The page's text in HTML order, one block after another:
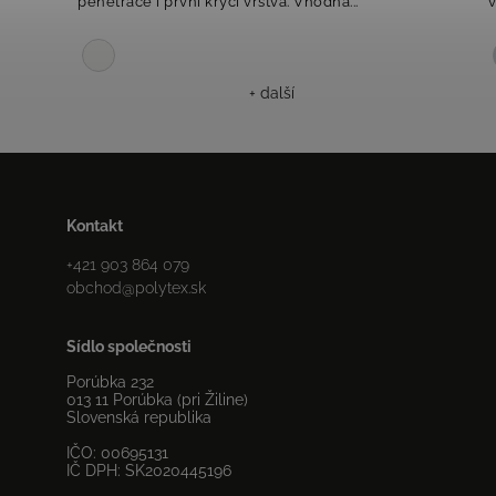
+ další
Kontakt
+421 903 864 079
obchod@polytex.sk
Sídlo společnosti
Porúbka 232
013 11 Porúbka (pri Žiline)
Slovenská republika
IČO: 00695131
IČ DPH: SK2020445196